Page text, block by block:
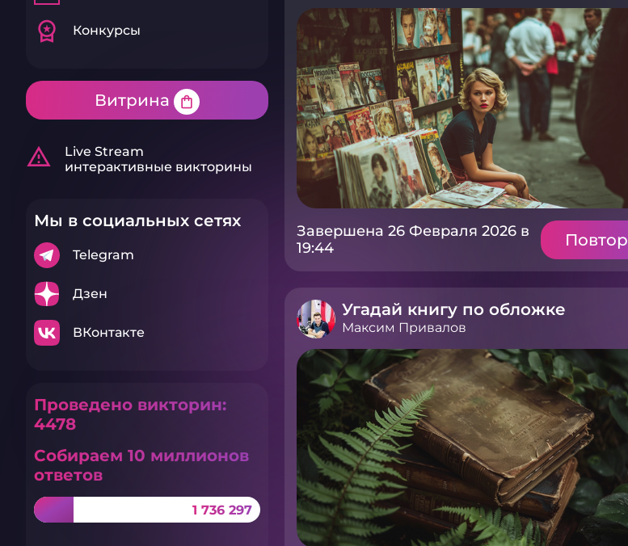
workspace_premium Конкурсы
Витрина shopping_bag
warning_amber
Live Stream
интерактивные викторины
Мы в социальных сетях
Telegram
Дзен
ВКонтакте
Проведено викторин:
4478
Собираем 10 миллионов
ответов
1 736 297
Завершена 26 Февраля 2026 в
19:44
Повтор
Угадай книгу по обложке
Максим Привалов